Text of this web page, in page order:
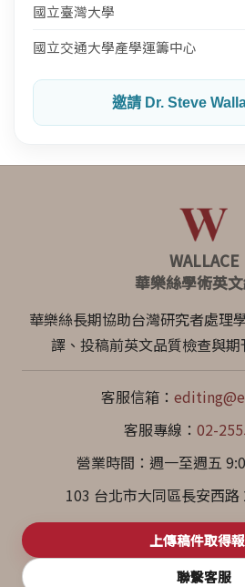
國立臺灣大學
國立交通大學產學運籌中心
邀請 Dr. Steve
WALLACE
華樂絲學術英
華樂絲長期協助台灣研究者處理
譯、投稿前英文品質檢查與期
客服信箱：
客服專線： 02-
營業時間：週一至週五
103 台北市大同區長安西路
上傳稿件取得
聯繫客服